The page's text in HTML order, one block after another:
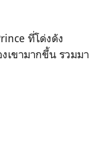
ที่โด่งดัง
เขามากขึ้น รวมมา